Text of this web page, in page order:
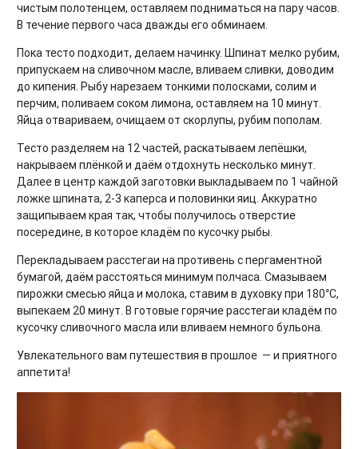
чистым полотенцем, оставляем подниматься на пару часов.
В течение первого часа дважды его обминаем.
Пока тесто подходит, делаем начинку. Шпинат мелко рубим,
припускаем на сливочном масле, вливаем сливки, доводим
до кипения. Рыбу нарезаем тонкими полосками, солим и
перчим, поливаем соком лимона, оставляем на 10 минут.
Яйца отвариваем, очищаем от скорлупы, рубим пополам.
Тесто разделяем на 12 частей, раскатываем лепёшки,
накрываем плёнкой и даём отдохнуть несколько минут.
Далее в центр каждой заготовки выкладываем по 1 чайной
ложке шпината, 2-3 каперса и половинки яиц. Аккуратно
защипываем края так, чтобы получилось отверстие
посередине, в которое кладём по кусочку рыбы.
Перекладываем расстегаи на противень с пергаментной
бумагой, даём расстояться минимум полчаса. Смазываем
пирожки смесью яйца и молока, ставим в духовку при 180°C,
выпекаем 20 минут. В готовые горячие расстегаи кладём по
кусочку сливочного масла или вливаем немного бульона.
Увлекательного вам путешествия в прошлое — и приятного
аппетита!